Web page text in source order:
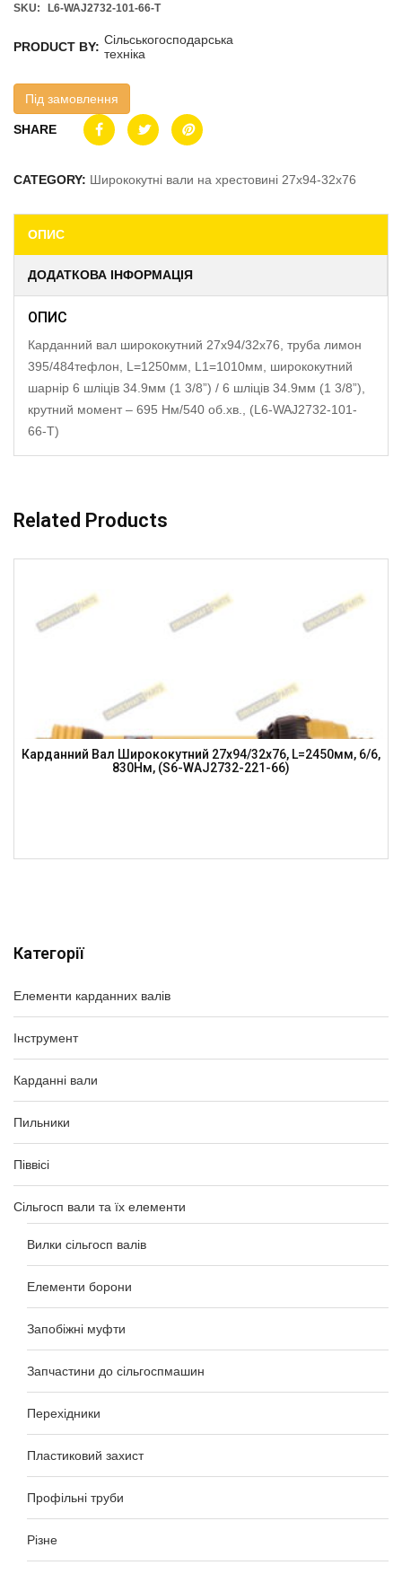
Категорії
Елементи карданних валів
Інструмент
Карданні вали
Пильники
Піввісі
Сільгосп вали та їх елементи
Вилки сільгосп валів
Елементи борони
Запобіжні муфти
Запчастини до сільгоспмашин
Перехідники
Пластиковий захист
Профільні труби
Різне
SKU: L6-WAJ2732-101-66-T
PRODUCT BY: Сільськогосподарська
техніка
Під замовлення
SHARE
CATEGORY: Ширококутні вали на хрестовині 27х94-32х76
ОПИС
ДОДАТКОВА ІНФОРМАЦІЯ
ОПИС
Карданний вал ширококутний 27х94/32х76, труба лимон
395/484тефлон, L=1250мм, L1=1010мм, ширококутний
шарнір 6 шліців 34.9мм (1 3/8”) / 6 шліців 34.9мм (1 3/8”),
крутний момент – 695 Нм/540 об.хв., (L6-WAJ2732-101-
66-T)
Related Products
Карданний Вал Ширококутний 27х94/32х76, L=2450мм, 6/6,
830Нм, (S6-WAJ2732-221-66)